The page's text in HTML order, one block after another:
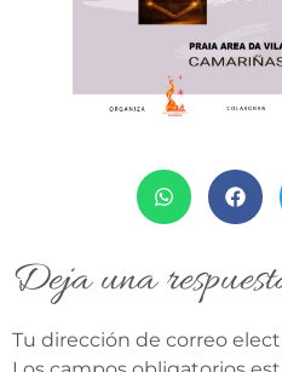
Deja una
Tu dirección de correo